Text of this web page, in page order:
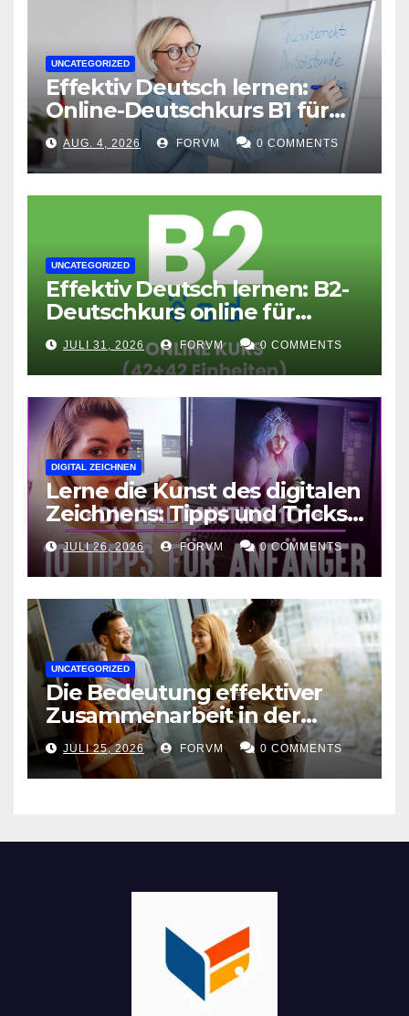
UNCATEGORIZED
Effektiv Deutsch lernen:
Online-Deutschkurs B1 für
flexible Lernerfolge
AUG. 4, 2026 FORVM 0 COMMENTS
UNCATEGORIZED
Effektiv Deutsch lernen: B2-
Deutschkurs online für
Fortgeschrittene
JULI 31, 2026 FORVM 0 COMMENTS
DIGITAL ZEICHNEN
Lerne die Kunst des digitalen
Zeichnens: Tipps und Tricks
für kreative Ausdruckskunst
JULI 26, 2026 FORVM 0 COMMENTS
UNCATEGORIZED
Die Bedeutung effektiver
Zusammenarbeit in der
Arbeitswelt
JULI 25, 2026 FORVM 0 COMMENTS